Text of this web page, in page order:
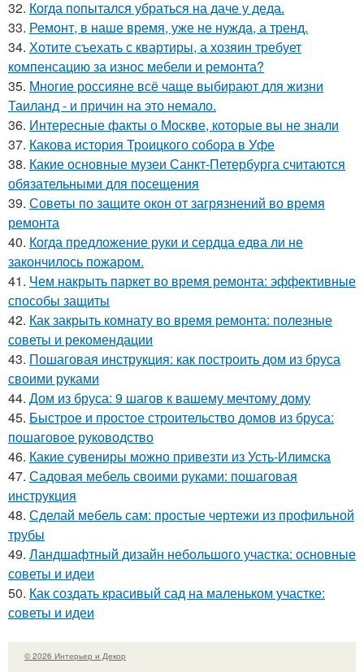
32. Когда попытался убраться на даче у деда.
33. Ремонт, в наше время, уже не нужда, а тренд.
34. Хотите съехать с квартиры, а хозяин требует
компенсацию за износ мебели и ремонта?
35. Многие россияне всё чаще выбирают для жизни
Таиланд - и причин на это немало.
36. Интересные факты о Москве, которые вы не знали
37. Какова история Троицкого собора в Уфе
38. Какие основные музеи Санкт-Петербурга считаются
обязательными для посещения
39. Советы по защите окон от загрязнений во время
ремонта
40. Когда предложение руки и сердца едва ли не
закончилось пожаром.
41. Чем накрыть паркет во время ремонта: эффективные
способы защиты
42. Как закрыть комнату во время ремонта: полезные
советы и рекомендации
43. Пошаговая инструкция: как построить дом из бруса
своими руками
44. Дом из бруса: 9 шагов к вашему мечтому дому
45. Быстрое и простое строительство домов из бруса:
пошаговое руководство
46. Какие сувениры можно привезти из Усть-Илимска
47. Садовая мебель своими руками: пошаговая
инструкция
48. Сделай мебель сам: простые чертежи из профильной
трубы
49. Ландшафтный дизайн небольшого участка: основные
советы и идеи
50. Как создать красивый сад на маленьком участке:
советы и идеи
© 2026 Интерьер и Декор